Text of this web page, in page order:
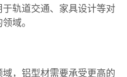
轨道交通、家具设计等对
域。
，铝型材需要承受更高的